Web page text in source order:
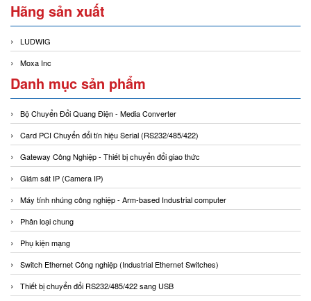
Hãng sản xuất
LUDWIG
Moxa Inc
Danh mục sản phẩm
Bộ Chuyển Đổi Quang Điện - Media Converter
Card PCI Chuyển đổi tín hiệu Serial (RS232/485/422)
Gateway Công Nghiệp - Thiết bị chuyển đổi giao thức
Giám sát IP (Camera IP)
Máy tính nhúng công nghiệp - Arm-based Industrial computer
Phân loại chung
Phụ kiện mạng
Switch Ethernet Công nghiệp (Industrial Ethernet Switches)
Thiết bị chuyển đổi RS232/485/422 sang USB